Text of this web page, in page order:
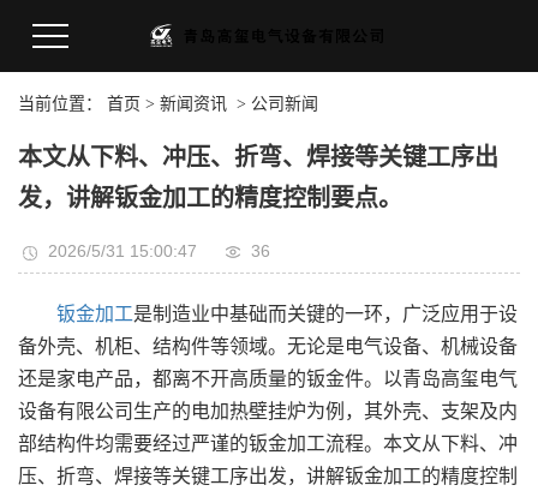
当前位置： 首页 > 新闻资讯 > 公司新闻
本文从下料、冲压、折弯、焊接等关键工序出
发，讲解钣金加工的精度控制要点。
2026/5/31 15:00:47 36
钣金加工是制造业中基础而关键的一环，广泛应用于设
备外壳、机柜、结构件等领域。无论是电气设备、机械设备
还是家电产品，都离不开高质量的钣金件。以青岛高玺电气
设备有限公司生产的电加热壁挂炉为例，其外壳、支架及内
部结构件均需要经过严谨的钣金加工流程。本文从下料、冲
压、折弯、焊接等关键工序出发，讲解钣金加工的精度控制